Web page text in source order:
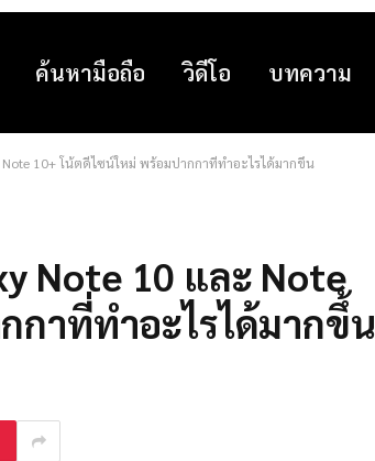
ค้นหามือถือ วิดีโอ บทความ
10+ โน้ตดีไซน์ใหม่ พร้อมปากกาที่ทำอะไรได้มากขึ้น
Note 10 และ Note
กาที่ทำอะไรได้มากขึ้น